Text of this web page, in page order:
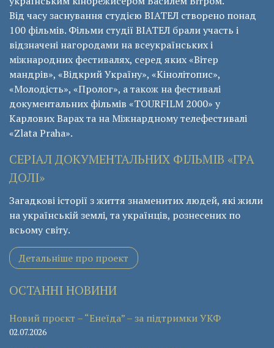
Від часу заснування студією ВІАТЕЛ створено понад
100 фільмів. Фільми студії ВІАТЕЛ брали участь і
відзначені нагородами на всеукраїнських і
міжнародних фестивалях, серед яких «Вітер
мандрів», «Відкрий Україну», «Кінолітопис»,
«Молодість», «Пролог», а також на фестивалі
документальних фільмів «ТОURFILM 2000» у
Карлових Варах та на Міжнардному телефестивалі
«Zlata Praha».
СЕРІАЛ ДОКУМЕНТАЛЬНИХ ФІЛЬМІВ «ГРА
ДОЛІ»
Загадкові історії з життя знаменитих людей, які жили
на українській землі, та українців, рознесених по
всьому світу.
Детальніше про проект
ОСТАННІ НОВИНИ
Новий проєкт – “Енеїда” – за підтримки УКФ
02.07.2026